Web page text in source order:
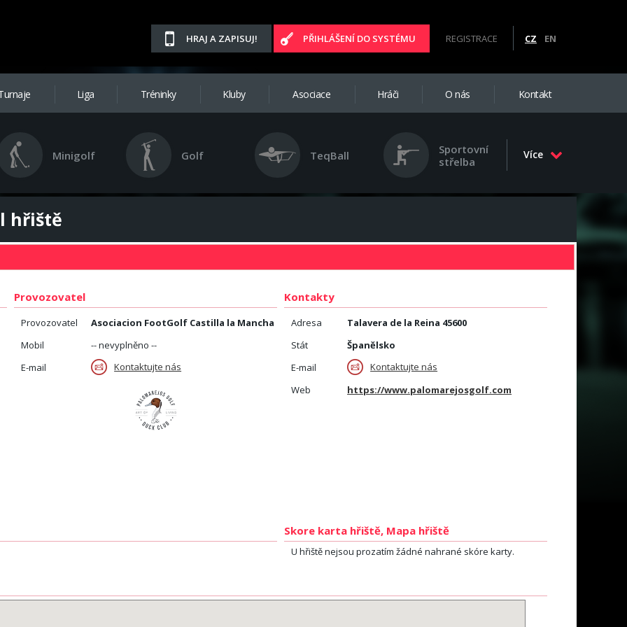
HRAJ A ZAPISUJ! PŘIHLÁŠENÍ DO SYSTÉMU REGISTRACE CZ EN
Liga Tréninky Kluby Asociace Hráči O nás Kontakt
Minigolf Golf TeqBall
Sportovní
střelba
Více
hřiště
Provozovatel
Provozovatel
Asociacion FootGolf Castilla la Mancha
Mobil
-- nevyplněno --
E-mail
Kontaktujte nás
Kontakty
Adresa
Talavera de la Reina 45600
Stát
Španělsko
E-mail
Kontaktujte nás
Web
https://www.palomarejosgolf.com
Skore karta hřiště, Mapa hřiště
U hřiště nejsou prozatím žádné nahrané skóre karty.